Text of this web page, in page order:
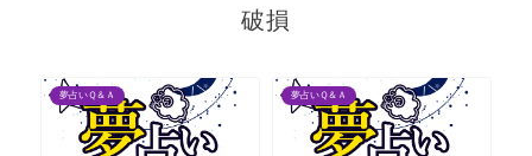
破損
夢占いＱ＆Ａ 夢占いＱ＆Ａ